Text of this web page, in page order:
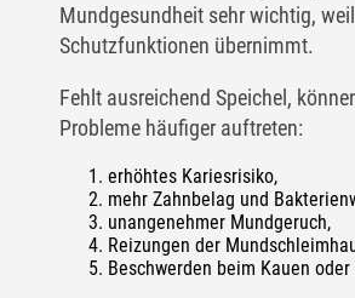
Mundgesundheit sehr wichtig,
Schutzfunktionen übernimmt.
Fehlt ausreichend Speichel,
Probleme häufiger auftreten:
erhöhtes Kariesrisiko,
mehr Zahnbelag und
unangenehmer Mundgeruch,
Reizungen der
Beschwerden beim Kauen oder